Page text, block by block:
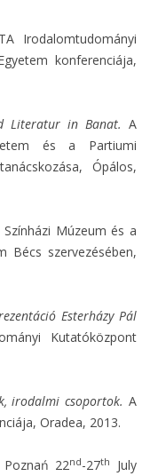
Irodalomtudományi
konferenciája,
Literatur in Banat. A
és a Partiumi
Ópálos,
Színházi Múzeum és a
Bécs szervezésében,
Esterházy Pál
Kutatóközpont
irodalmi csoportok. A
Oradea, 2013.
22nd-27th July